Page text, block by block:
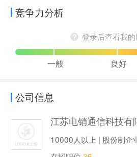
竞争力分析
登录后查看我
一般 良好
公司信息
10000人以上 | 股份制企